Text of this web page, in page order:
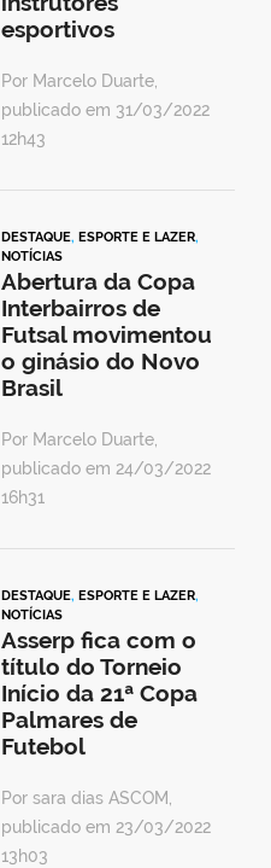
esportivos
Por Marcelo Duarte,
publicado em 31/03/2022
12h43
DESTAQUE, ESPORTE E LAZER,
NOTÍCIAS
Abertura da Copa
Interbairros de
Futsal movimentou
o ginásio do Novo
Brasil
Por Marcelo Duarte,
publicado em 24/03/2022
16h31
DESTAQUE, ESPORTE E LAZER,
NOTÍCIAS
Asserp fica com o
título do Torneio
Início da 21ª Copa
Palmares de
Futebol
Por sara dias ASCOM,
publicado em 23/03/2022
13h03